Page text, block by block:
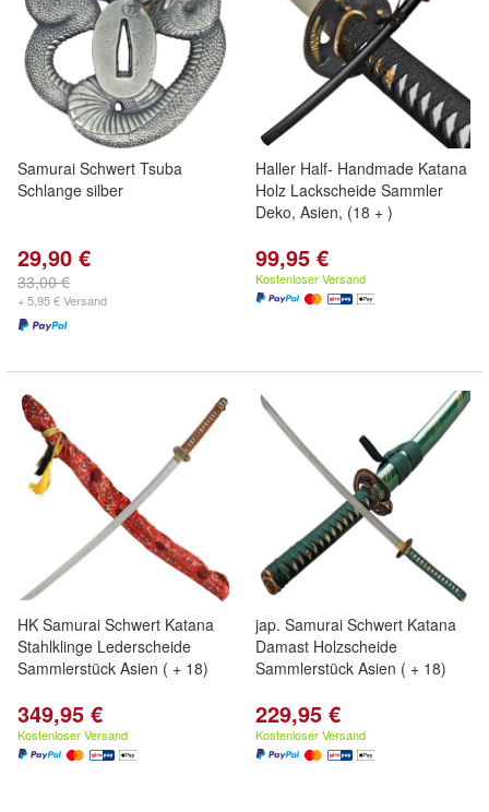
Samurai Schwert Tsuba
Schlange silber
29,90 €
33,00 €
+ 5,95 € Versand
Haller Half- Handmade Katana
Holz Lackscheide Sammler
Deko, Asien, (18 + )
99,95 €
Kostenloser Versand
HK Samurai Schwert Katana
Stahlklinge Lederscheide
Sammlerstück Asien ( + 18)
349,95 €
Kostenloser Versand
jap. Samurai Schwert Katana
Damast Holzscheide
Sammlerstück Asien ( + 18)
229,95 €
Kostenloser Versand